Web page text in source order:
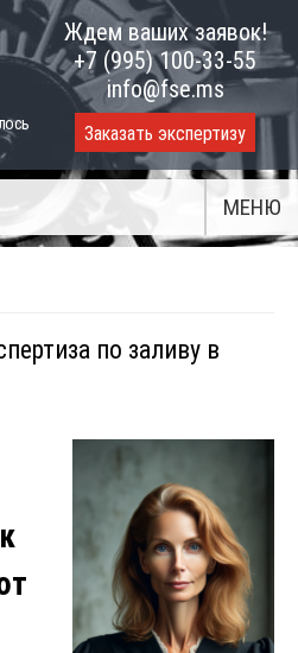
Ждем ваших заявок!
+7 (995) 100-33-55
info@fse.ms
Заказать экспертизу
МЕНЮ
по заливу в